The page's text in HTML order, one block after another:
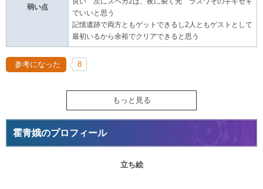
弱い点
でいいと思う
記憶遺跡で両方ともゲットできるし2人ともゲストとして
最初いるから余裕でクリアできると思う
参考になった 8
もっと見る
霍青娥のプロフィール
立ち絵